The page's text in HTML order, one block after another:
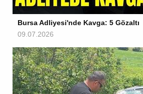
Bursa Adliyesi'nde Kavga: 5 Gözaltı
09.07.2026